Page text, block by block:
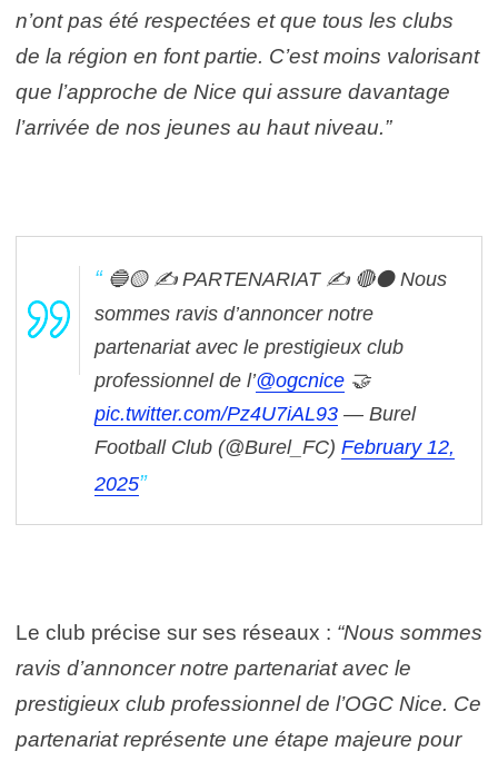
n’ont pas été respectées et que tous les clubs
de la région en font partie. C’est moins valorisant
que l’approche de Nice qui assure davantage
l’arrivée de nos jeunes au haut niveau.”
🔵🟡 ✍ PARTENARIAT ✍ 🔴⚫️ Nous
sommes ravis d’annoncer notre
partenariat avec le prestigieux club
professionnel de l’@ogcnice 🤝
pic.twitter.com/Pz4U7iAL93 — Burel
Football Club (@Burel_FC) February 12,
2025
Le club précise sur ses réseaux : “Nous sommes
ravis d’annoncer notre partenariat avec le
prestigieux club professionnel de l’OGC Nice. Ce
partenariat représente une étape majeure pour